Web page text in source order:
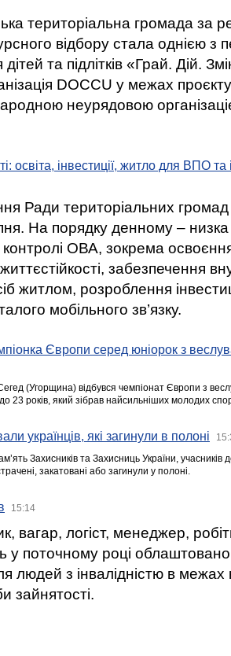
територіальна громада за
відбору стала однією
дітей та підлітків «Грай. Дій.
DOCCU у межах
неурядовою
освіта, інвестиції, житло для ВПО
Ради територіальних громад
На порядку денному –
ОВА, зокрема освоєння
забезпечення
житлом, розроблення
мобільного зв’язку.
Європи серед юніорок з
(Угорщина) відбувся чемпіонат Європи з
23 років, який зібрав найсильніших молодих
українців, які загинули в полоні
Захисників та Захисниць України,
закатовані або загинули у полоні.
15:14
вагар, логіст, менеджер,
у поточному році
людей з інвалідністю в межах
зайнятості.